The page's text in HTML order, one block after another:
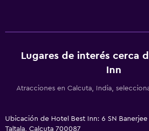
Lugares de interés cerca
Inn
Atracciones en Calcuta, India,
Ubicación de Hotel Best Inn: 6 SN Banerjee
Taltala, Calcuta 700087